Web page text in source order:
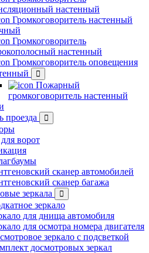
настенный
Громкоговоритель настенный
Громкоговоритель
настенный
Громкоговоритель оповещения
Пожарный
громкоговоритель настенный
проезда
ворот
сканер автомобилей
сканер багажа
зеркала
зеркало
для днища автомобиля
для осмотра номера двигателя
зеркало с подсветкой
досмотровых зеркал